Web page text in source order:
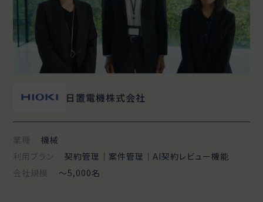
日置電機株式会社
業種
機械
利用プラン
契約管理｜案件管理｜AI契約レビュー機能
会社規模
〜5,000名